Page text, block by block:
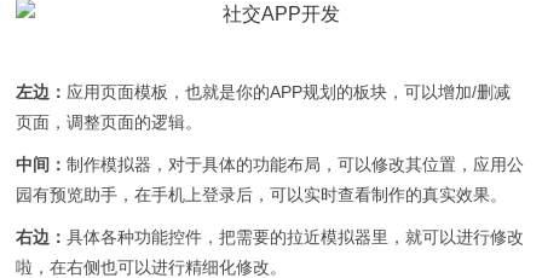
左边： 应用页面模板，也就是你的APP规划的板块，可以增加/删减
页面，调整页面的逻辑。
中间： 制作模拟器，对于具体的功能布局，可以修改其位置，应用公
园有预览助手，在手机上登录后，可以实时查看制作的真实效果。
右边： 具体各种功能控件，把需要的拉近模拟器里，就可以进行修改
啦，在右侧也可以进行精细化修改。